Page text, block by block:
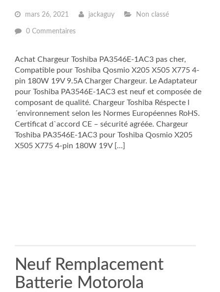
mars 26, 2021 jackaguy Non classé
0 Commentaires
Achat Chargeur Toshiba PA3546E-1AC3 pas cher,
Compatible pour Toshiba Qosmio X205 X505 X775 4-
pin 180W 19V 9.5A Charger Chargeur. Le Adaptateur
pour Toshiba PA3546E-1AC3 est neuf et composée de
composant de qualité. Chargeur Toshiba Réspecte l
´environnement selon les Normes Européennes RoHS.
Certificat d`accord CE – sécurité agréée. Chargeur
Toshiba PA3546E-1AC3 pour Toshiba Qosmio X205
X505 X775 4-pin 180W 19V […]
Neuf Remplacement
Batterie Motorola